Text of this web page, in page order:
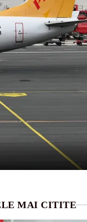
MAI CITITE